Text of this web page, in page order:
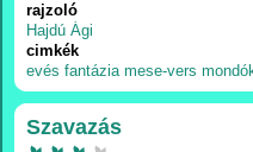
rajzoló
Hajdú Ági
cimkék
evés fantázia mese-vers
Szavazás